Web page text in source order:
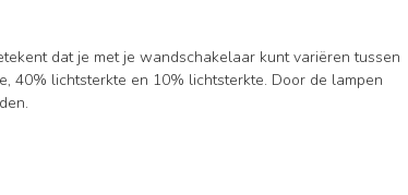
dat je met je wandschakelaar kunt variëren tussen
40% lichtsterkte en 10% lichtsterkte. Door de lampen